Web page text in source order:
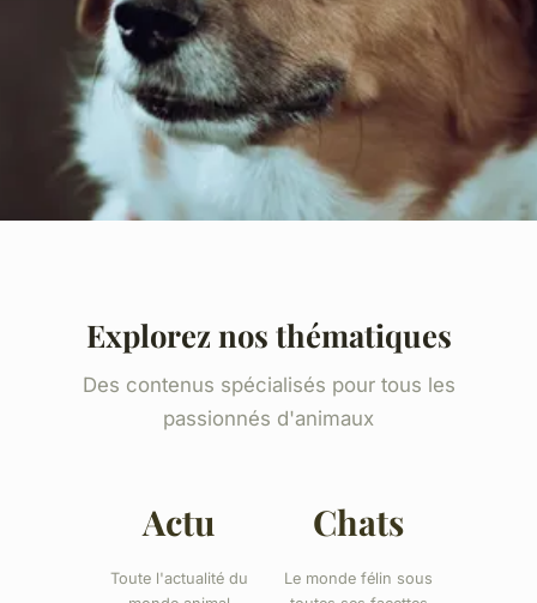
Explorez nos thématiques
Des contenus spécialisés pour tous les
passionnés d'animaux
Actu
Toute l'actualité du
Chats
Le monde félin sous